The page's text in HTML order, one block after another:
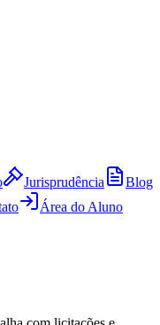
Jurisprudência
Blog
Área do Aluno